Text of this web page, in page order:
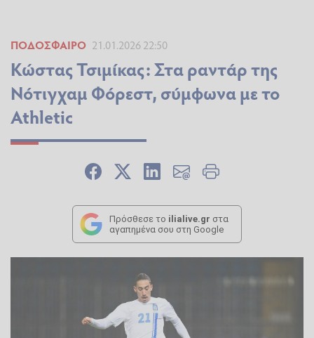
ΠΟΔΌΣΦΑΙΡΟ 21.01.2026 22:50
Κώστας Τσιμίκας: Στα ραντάρ της
Νότιγχαμ Φόρεστ, σύμφωνα με το
Athletic
Πρόσθεσε το ilialive.gr στα
αγαπημένα σου στη Google